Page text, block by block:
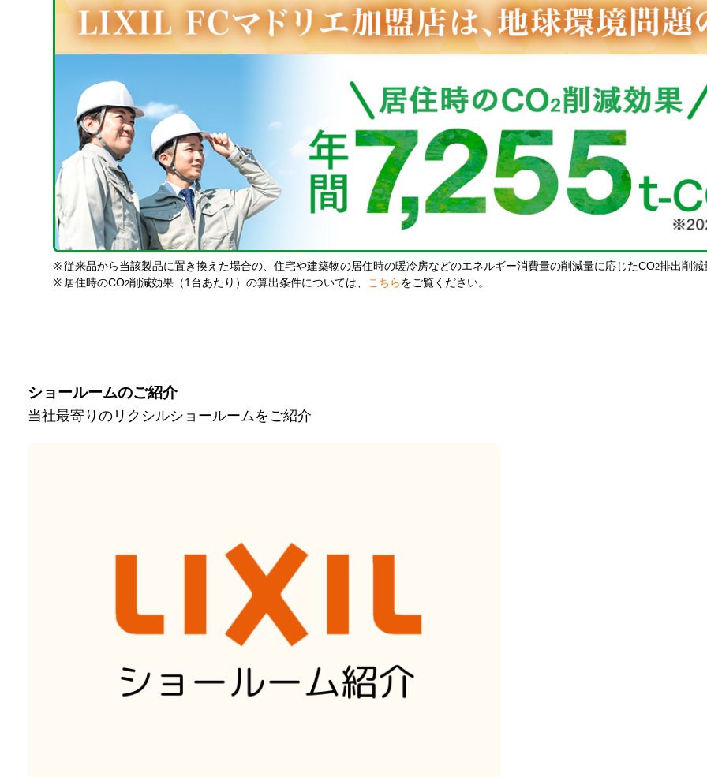
※ 従来品から当該製品に置き換えた場合の、住宅や建築物の居住時の暖冷房などのエネルギー消費量の削減量に応じたCO2排出削減
※ 居住時のCO2削減効果（1台あたり）の算出条件については、 こちら をご覧ください。
ショールームのご紹介
当社最寄りのリクシルショールームをご紹介